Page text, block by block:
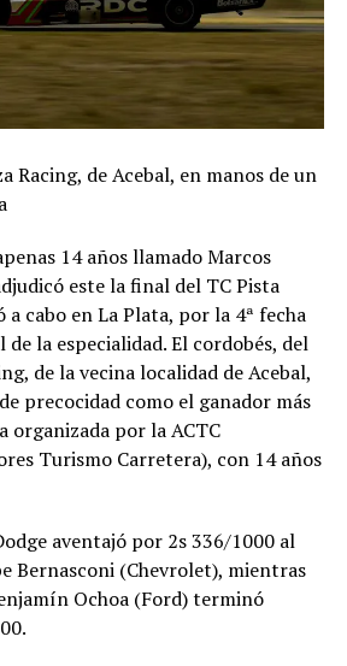
Racing, de Acebal, en manos de un
14 años llamado Marcos
este la final del TC Pista
a cabo en La Plata, por la 4ª fecha
la especialidad. El cordobés, del
de la vecina localidad de Acebal,
precocidad como el ganador más
organizada por la ACTC
Turismo Carretera), con 14 años
aventajó por 2s 336/1000 al
Bernasconi (Chevrolet), mientras
Ochoa (Ford) terminó